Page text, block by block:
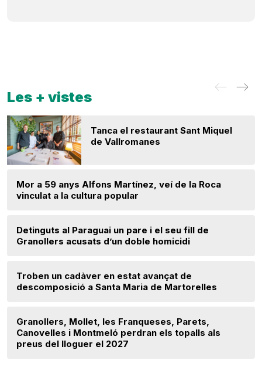
Les + vistes
Tanca el restaurant Sant Miquel
de Vallromanes
Mor a 59 anys Alfons Martínez, veí de la Roca
vinculat a la cultura popular
Detinguts al Paraguai un pare i el seu fill de
Granollers acusats d’un doble homicidi
Troben un cadàver en estat avançat de
descomposició a Santa Maria de Martorelles
Granollers, Mollet, les Franqueses, Parets,
Canovelles i Montmeló perdran els topalls als
preus del lloguer el 2027